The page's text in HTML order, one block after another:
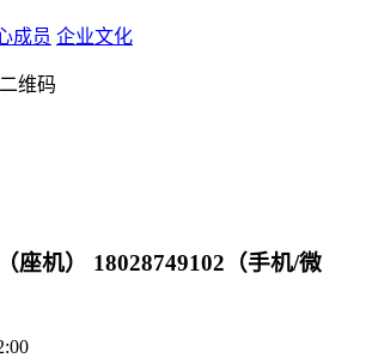
成员 企业文化
座机） 18028749102（手机/微